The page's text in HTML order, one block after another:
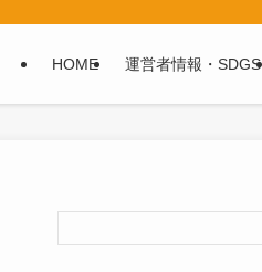
HOME 運営者情報・SDGS